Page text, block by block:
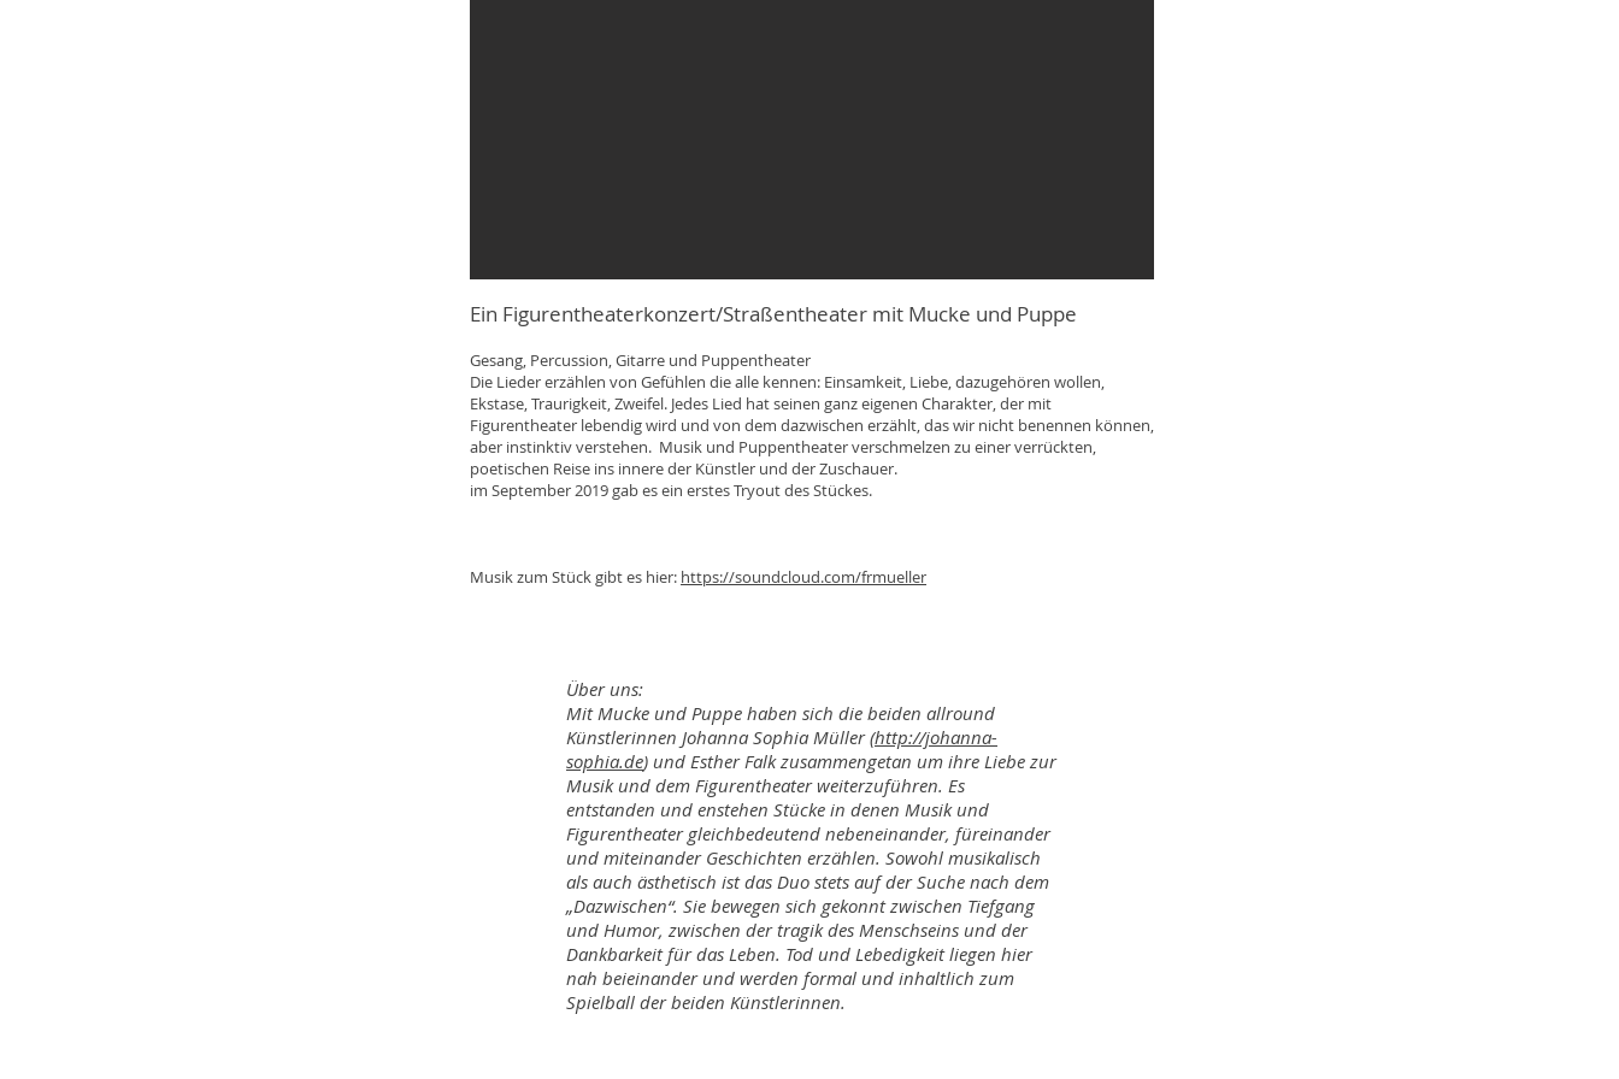
Ein Figurentheaterkonzert/Straßentheater mit Mucke und Puppe
Gesang, Percussion, Gitarre und Puppentheater
Die Lieder erzählen von Gefühlen die alle kennen: Einsamkeit, Liebe, dazugehören wollen,
Ekstase, Traurigkeit, Zweifel. Jedes Lied hat seinen ganz eigenen Charakter, der mit
Figurentheater lebendig wird und von dem dazwischen erzählt, das wir nicht benennen können,
aber instinktiv verstehen. Musik und Puppentheater verschmelzen zu einer verrückten,
poetischen Reise ins innere der Künstler und der Zuschauer.
im September 2019 gab es ein erstes Tryout des Stückes.
Musik zum Stück gibt es hier: https://soundcloud.com/frmueller
Über uns:
Mit Mucke und Puppe haben sich die beiden allround
Künstlerinnen Johanna Sophia Müller (http://johanna-
sophia.de) und Esther Falk zusammengetan um ihre Liebe zur
Musik und dem Figurentheater weiterzuführen. Es
entstanden und enstehen Stücke in denen Musik und
Figurentheater gleichbedeutend nebeneinander, füreinander
und miteinander Geschichten erzählen. Sowohl musikalisch
als auch ästhetisch ist das Duo stets auf der Suche nach dem
„Dazwischen“. Sie bewegen sich gekonnt zwischen Tiefgang
und Humor, zwischen der tragik des Menschseins und der
Dankbarkeit für das Leben. Tod und Lebedigkeit liegen hier
nah beieinander und werden formal und inhaltlich zum
Spielball der beiden Künstlerinnen.